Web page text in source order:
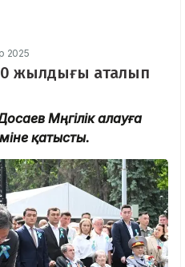
2025
80 жылдығы аталып
Мәңгілік алауға
қатысты.